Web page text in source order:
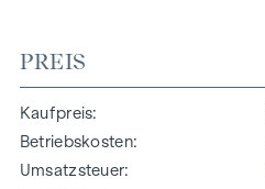
PREIS
Kaufpreis
Betriebskosten
Umsatzsteuer